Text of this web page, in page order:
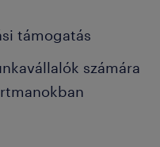
támogatás
számára